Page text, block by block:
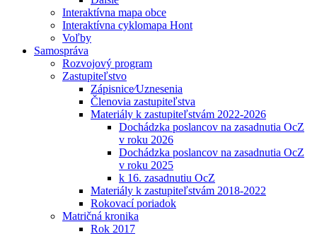
Interaktívna mapa obce
Interaktívna cyklomapa Hont
Voľby
Samospráva
Rozvojový program
Zastupiteľstvo
Zápisnice⁄Uznesenia
Členovia zastupiteľstva
Materiály k zastupiteľstvám 2022-2026
Dochádzka poslancov na zasadnutia OcZ
v roku 2026
Dochádzka poslancov na zasadnutia OcZ
v roku 2025
k 16. zasadnutiu OcZ
Materiály k zastupiteľstvám 2018-2022
Rokovací poriadok
Matričná kronika
Rok 2017